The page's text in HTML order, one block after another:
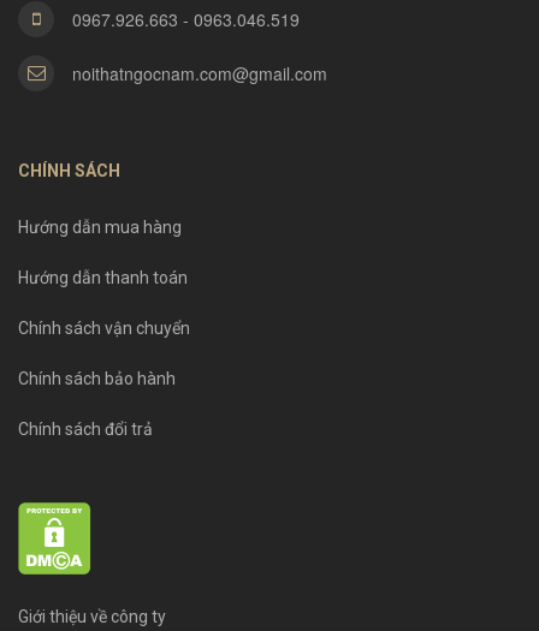
0967.926.663 - 0963.046.519
noithatngocnam.com@gmail.com
CHÍNH SÁCH
Hướng dẫn mua hàng
Hướng dẫn thanh toán
Chính sách vận chuyển
Chính sách bảo hành
Chính sách đổi trả
Giới thiệu về công ty